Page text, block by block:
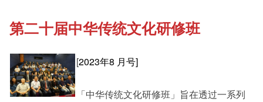
《新亚书院概览》
其他书院出版
Cultural Topics
Student Development
第二十届中华传统文化研修班
[2023年8 月号]
「中华传统文化研修班」旨在透过一系列